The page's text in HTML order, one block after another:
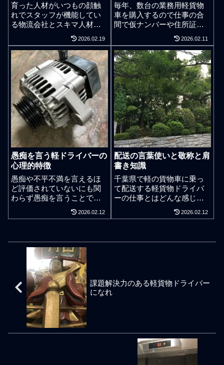
育った人材がいつもの顔触
れでスタッフが機能してい
る物流会社とスキマ人材サ
ービスに手を出してしまい
新顔スタッフが入れ替わり
労働だけをしている人材末
期な物流会社。ハリボテ物
流。スキマ時間で働く日雇
いバイトの人材サービスに
依存してしまった荷主企業
の物流は表面上では業務が
回っているが職場に技術と
信頼感は蓄積されない。結
果どうなるか。会社のため
に働いている軸の人材と自
分のために働いている軸の
人材とでは人材価値が想像
以上に違う。例えるならば
耐久品と消耗品の違いのよ
うに会社や事業で意味が残
る人材コストと意味が残ら
る。経営資源へとなってい
持や売上欲しさで場当たり
に使って仕事を回転させて
しまうとやがてその事業は
ハリボテ状態となる。事業
では意味の出る売上、意味
の出る人材、意味の出る取
引、を大切にしなければな
らない。特に中小零細企業
は下駄を履いて背伸びをし
ても健康経営にはならな
2026.02.19
毎年、数台の業務用軽貨物
車を購入するので仕事の合
間で仮ナンバーや住所証明
書の書類取得をするために
地元の役所へ出向くことが
ある。最近思うが私が行く
役所はスタッフの対応が親
切だと感じている。そもそ
も遊びに行くわけではない
場所ではあるが気分は悪く
ならない。役所なので様々
なルールは甘くないので手
続き際は内容の誤りに関す
る臨機応変や柔軟性はな
い。スタッフは腐るほどい
るように見えるが確認作業
で時間を待たされることも
多々ある。だが、信頼感と
いうか信用感というかそう
いう安定感がある。こうい
ったことは当たり前のこと
事上でもこういった空気感
え怠らないスタンス。これ
2026.02.11
愚痴を言う軽ドライバーの
心理的特徴
愚痴や不平不満を言えるほ
ど評価されていないにも関
わらず愚痴を言うことで周
囲に自分を認めさせたい駄
目なタイプの軽貨物ドライ
ると伝えたい人間。この業
界、駄目な業務請負の軽貨
物ドライバーほど最近仕事
が忙しくて眠れていないん
だよと寝てないアピールを
愚痴るのは有名。腰が痛
い、肩が痛い、腕が痛い、
同業者と比較して努力も貢
献もしていないのに軽貨物
ドライバーの商売道具を意
2026.02.12
配送の言葉使いと敬称と肩
書き知識
千葉県で軽の貨物車に乗っ
て配送する軽貨物ドライバ
ーの仕事とはどんな感じ
か。フリーランスやダブル
ワークの副業レベルの技能
みやプロの接客姿勢をドラ
フリーランスや副業ドライ
バーよりも能力値が高い本
職の軽配送ドライバーは服
装や靴などの身なりも常日
2026.02.12
課題解決力のある軽貨物ドライバー
になれ